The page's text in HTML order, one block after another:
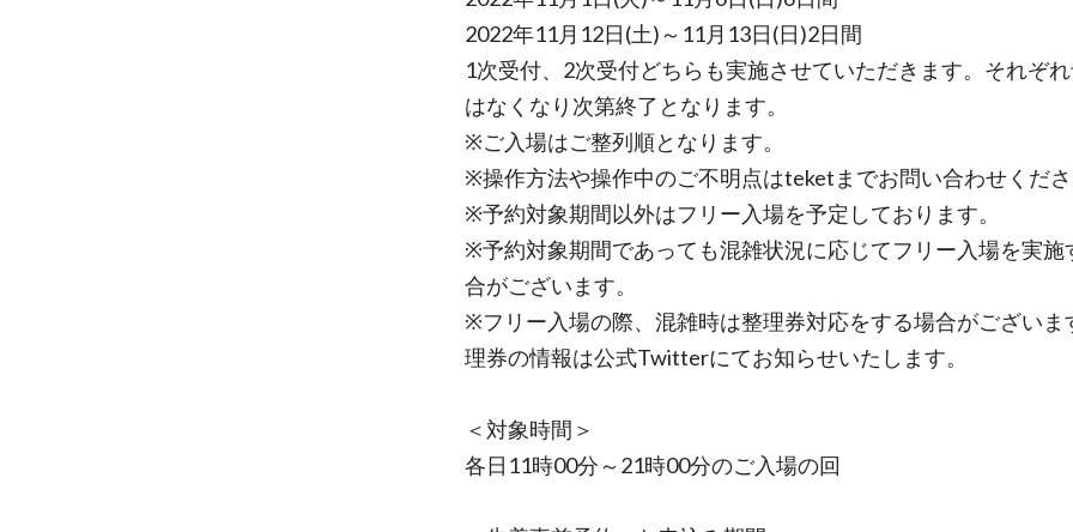
2022年11月12日(土)～11月13日(日)2日間
1次受付、2次受付どちらも実施させていただきます。それぞ
はなくなり次第終了となります。
※ご入場はご整列順となります。
※操作方法や操作中のご不明点はteketまでお問い合わせくださ
※予約対象期間以外はフリー入場を予定しております。
※予約対象期間であっても混雑状況に応じてフリー入場を実施
合がございます。
※フリー入場の際、混雑時は整理券対応をする場合がございま
理券の情報は公式Twitterにてお知らせいたします。
＜対象時間＞
各日11時00分～21時00分のご入場の回